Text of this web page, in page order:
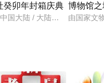
出的新歌舞台展演式特别活
癸卯年封箱庆典
国大陆 / 大陆综艺
博物馆
由国家文